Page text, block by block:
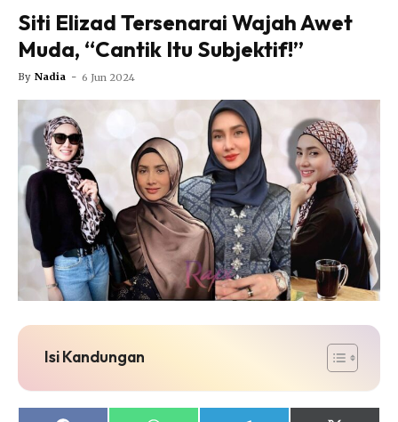
Video
Fit Rapi
Glow Up Rapi
Hub Ideaktiv
Dapatkan cerita, perkongsian dan info menarik. Free
Siti Elizad Tersenarai Wajah Awet
Muda, “Cantik Itu Subjektif!”
By Nadia - 6 Jun 2024
Isi Kandungan